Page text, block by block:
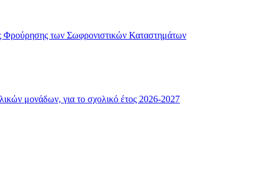
Φρούρησης των Σωφρονιστικών Καταστημάτων
μονάδων, για το σχολικό έτος 2026-2027